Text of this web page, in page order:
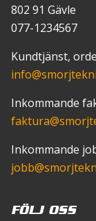
802 91 Gävle
077-1234567
Kundtjänst,
info
Inkommande
faktura
Inkommande
jobb
FÖLJ OSS